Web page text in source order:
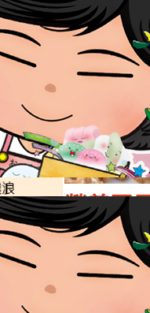
結果 1 - 11 總共 11
營養堅
營養堅
詢價
商品詳細